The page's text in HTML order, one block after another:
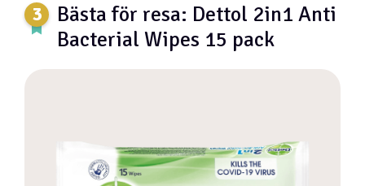
Bästa för resa: Dettol 2in1 Anti
Bacterial Wipes 15 pack